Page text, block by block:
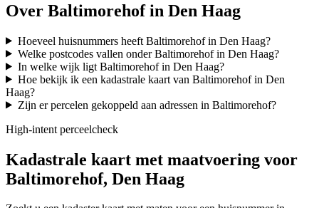
Over Baltimorehof in Den Haag
Hoeveel huisnummers heeft Baltimorehof in Den Haag?
Welke postcodes vallen onder Baltimorehof in Den Haag?
In welke wijk ligt Baltimorehof in Den Haag?
Hoe bekijk ik een kadastrale kaart van Baltimorehof in Den
Haag?
Zijn er percelen gekoppeld aan adressen in Baltimorehof?
High-intent perceelcheck
Kadastrale kaart met maatvoering voor
Baltimorehof, Den Haag